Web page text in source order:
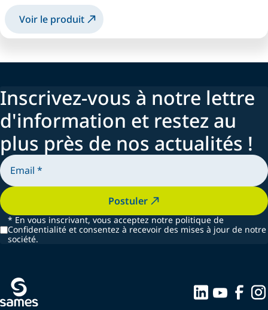
Voir le produit
Inscrivez-vous à notre lettre
d'information et restez au
plus près de nos actualités !
Postuler
* En vous inscrivant, vous acceptez notre politique de
Confidentialité et consentez à recevoir des mises à jour de notre
société.